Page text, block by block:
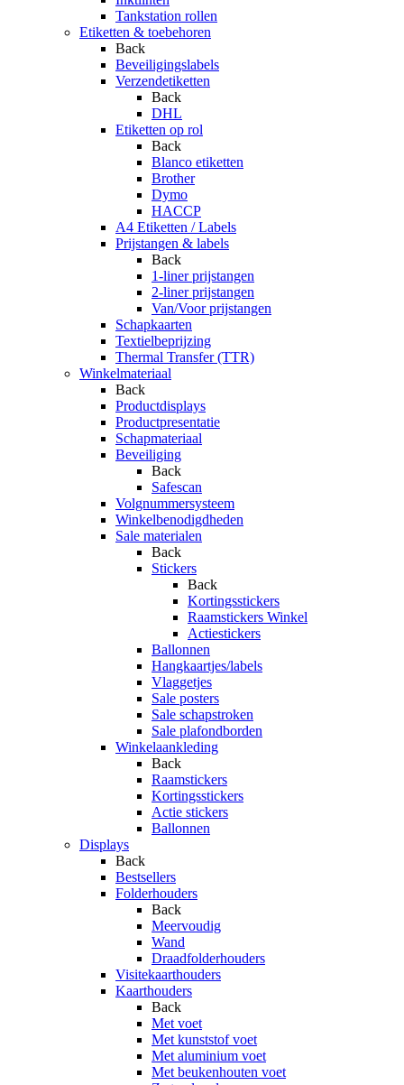
Tankstation rollen
Etiketten & toebehoren
Back
Beveiligingslabels
Verzendetiketten
Back
DHL
Etiketten op rol
Back
Blanco etiketten
Brother
Dymo
HACCP
A4 Etiketten / Labels
Prijstangen & labels
Back
1-liner prijstangen
2-liner prijstangen
Van/Voor prijstangen
Schapkaarten
Textielbeprijzing
Thermal Transfer (TTR)
Winkelmateriaal
Back
Productdisplays
Productpresentatie
Schapmateriaal
Beveiliging
Back
Safescan
Volgnummersysteem
Winkelbenodigdheden
Sale materialen
Back
Stickers
Back
Kortingsstickers
Raamstickers Winkel
Actiestickers
Ballonnen
Hangkaartjes/labels
Vlaggetjes
Sale posters
Sale schapstroken
Sale plafondborden
Winkelaankleding
Back
Raamstickers
Kortingsstickers
Actie stickers
Ballonnen
Displays
Back
Bestsellers
Folderhouders
Back
Meervoudig
Wand
Draadfolderhouders
Visitekaarthouders
Kaarthouders
Back
Met voet
Met kunststof voet
Met aluminium voet
Met beukenhouten voet